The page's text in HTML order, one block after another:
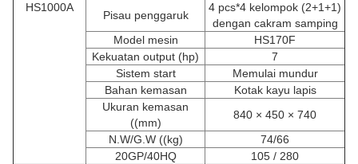
HS1000A
Pisau penggaruk
4 pcs*4 kelompok (2+1+1)
dengan cakram samping
Model mesin
HS170F
Kekuatan output (hp)
7
Sistem start
Memulai mundur
Bahan kemasan
Kotak kayu lapis
Ukuran kemasan
((mm)
840 × 450 × 740
N.W/G.W ((kg)
74/66
20GP/40HQ
105 / 280